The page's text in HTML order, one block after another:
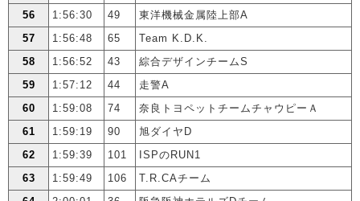
56 1:56:30 49
東洋機械金属陸上部A
57
1:56:48 65
Team K.D.K.
58
1:56:52 43
綜合デザインチームS
59
1:57:12 44
走警A
60
1:59:08 74
奈良トヨペットチームチャウピーＡ
61
1:59:19 90
旭ダイヤD
62
1:59:39 101
ISPのRUN1
63
1:59:49 106
T.R.CAチーム